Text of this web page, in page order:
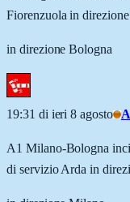
Fiorenzuola in
in direzione Bologna
19:31 di ieri 8 agosto
A1 Milano-Bologna
di servizio Arda in